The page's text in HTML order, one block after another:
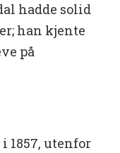
hadde solid
han kjente
på
1857, utenfor